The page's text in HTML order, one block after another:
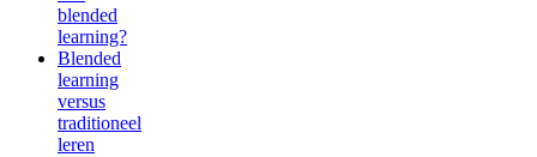
blended
learning?
Blended
learning
versus
traditioneel
leren